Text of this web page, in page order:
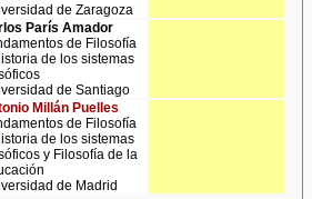
de Zaragoza
París Amador
de Filosofía
de los sistemas
de Santiago
Millán Puelles
de Filosofía
de los sistemas
y Filosofía de la
de Madrid